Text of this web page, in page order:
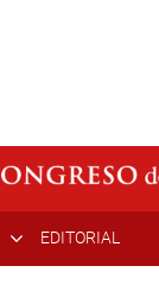
EDITORIAL